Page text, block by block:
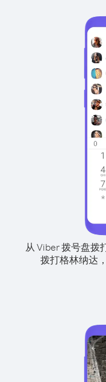
从 Viber 拨号盘拨
拨打格林纳达